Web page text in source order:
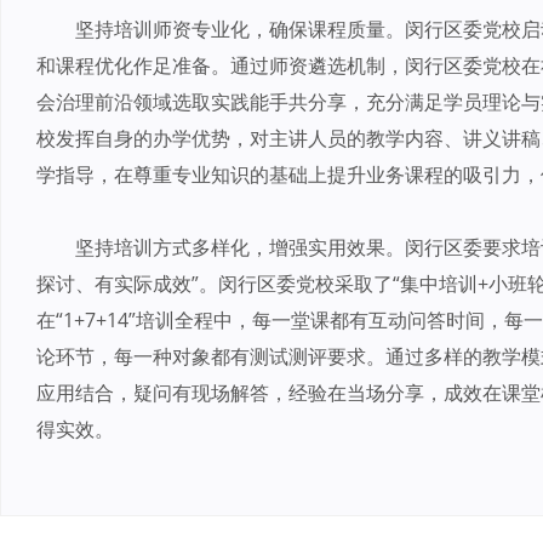
坚持培训师资专业化，确保课程质量。闵行区委党校
和课程优化作足准备。通过师资遴选机制，闵行区委党校
会治理前沿领域选取实践能手共分享，充分满足学员理论
校发挥自身的办学优势，对主讲人员的教学内容、讲义讲
学指导，在尊重专业知识的基础上提升业务课程的吸引力
坚持培训方式多样化，增强实用效果。闵行区委要求
探讨、有实际成效”。闵行区委党校采取了“集中培训+小班
在“1+7+14”培训全程中，每一堂课都有互动问答时间，每
论环节，每一种对象都有测试测评要求。通过多样的教学
应用结合，疑问有现场解答，经验在当场分享，成效在课
得实效。